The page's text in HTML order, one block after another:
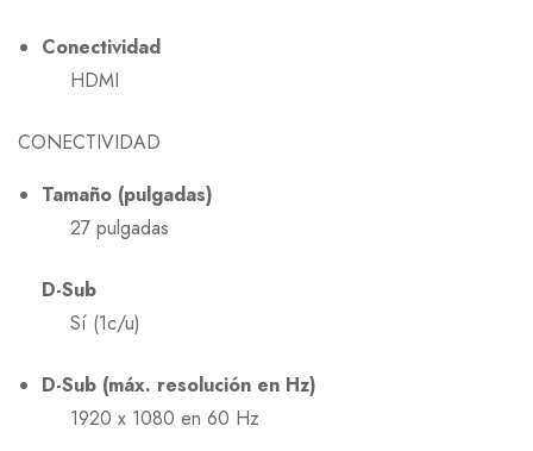
Conectividad
HDMI
CONECTIVIDAD
Tamaño (pulgadas)
27 pulgadas
D-Sub
Sí (1c/u)
D-Sub (máx. resolución en Hz)
1920 x 1080 en 60 Hz